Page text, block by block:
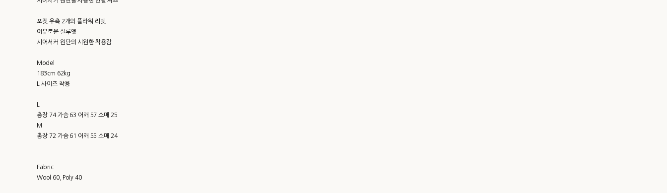
포켓 우측 2개의 플라워 리벳
여유로운 실루엣
시어서커 원단의 시원한 착용감
Model
183cm 62kg
L 사이즈 착용
총장 74 가슴 63 어깨 57 소매 25
M
총장 72 가슴 61 어깨 55 소매 24
Fabric
Wool 60, Poly 40